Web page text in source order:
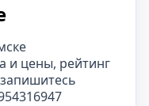
и цены, рейтинг